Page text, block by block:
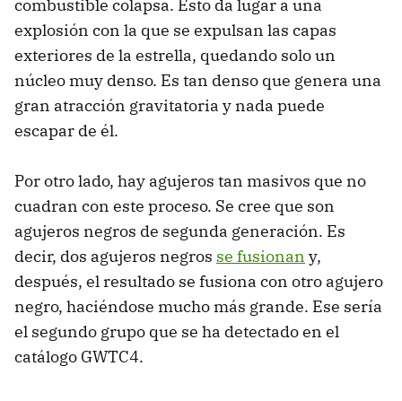
combustible colapsa. Esto da lugar a una
explosión con la que se expulsan las capas
exteriores de la estrella, quedando solo un
núcleo muy denso. Es tan denso que genera una
gran atracción gravitatoria y nada puede
escapar de él.
Por otro lado, hay agujeros tan masivos que no
cuadran con este proceso. Se cree que son
agujeros negros de segunda generación. Es
decir, dos agujeros negros se fusionan y,
después, el resultado se fusiona con otro agujero
negro, haciéndose mucho más grande. Ese sería
el segundo grupo que se ha detectado en el
catálogo GWTC4.